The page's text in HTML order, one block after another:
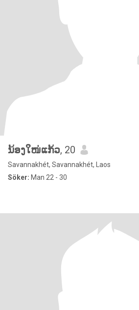
ນ້ອງໃໜ່ແກ້ວ, 20
Savannakhét, Savannakhét, Laos
Söker: Man 22 - 30